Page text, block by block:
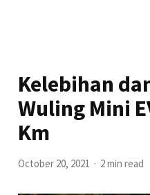
Kelebihan
Wuling Mini
Km
October 20, 2021 2 min read